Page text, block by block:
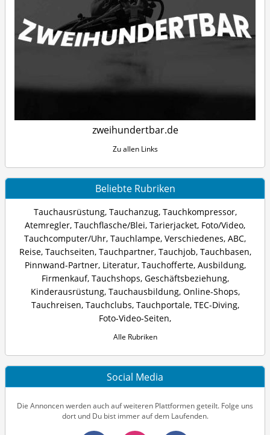
zweihundertbar.de
Zu allen Links
Beliebte Rubriken
Tauchausrüstung, Tauchanzug, Tauchkompressor,
Atemregler, Tauchflasche/Blei, Tarierjacket, Foto/Video,
Tauchcomputer/Uhr, Tauchlampe, Verschiedenes, ABC,
Reise, Tauchseiten, Tauchpartner, Tauchjob, Tauchbasen,
Pinnwand-Partner, Literatur, Tauchofferte, Ausbildung,
Firmenkauf, Tauchshops, Geschäftsbeziehung,
Kinderausrüstung, Tauchausbildung, Online-Shops,
Tauchreisen, Tauchclubs, Tauchportale, TEC-Diving,
Foto-Video-Seiten,
Alle Rubriken
Social Media
Die Annoncen werden auch auf weiteren Plattformen geteilt. Folge uns
dort und Du bist immer auf dem Laufenden.